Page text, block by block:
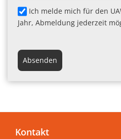
Ich melde mich für den
Jahr, Abmeldung jederzeit
Absenden
Kontakt